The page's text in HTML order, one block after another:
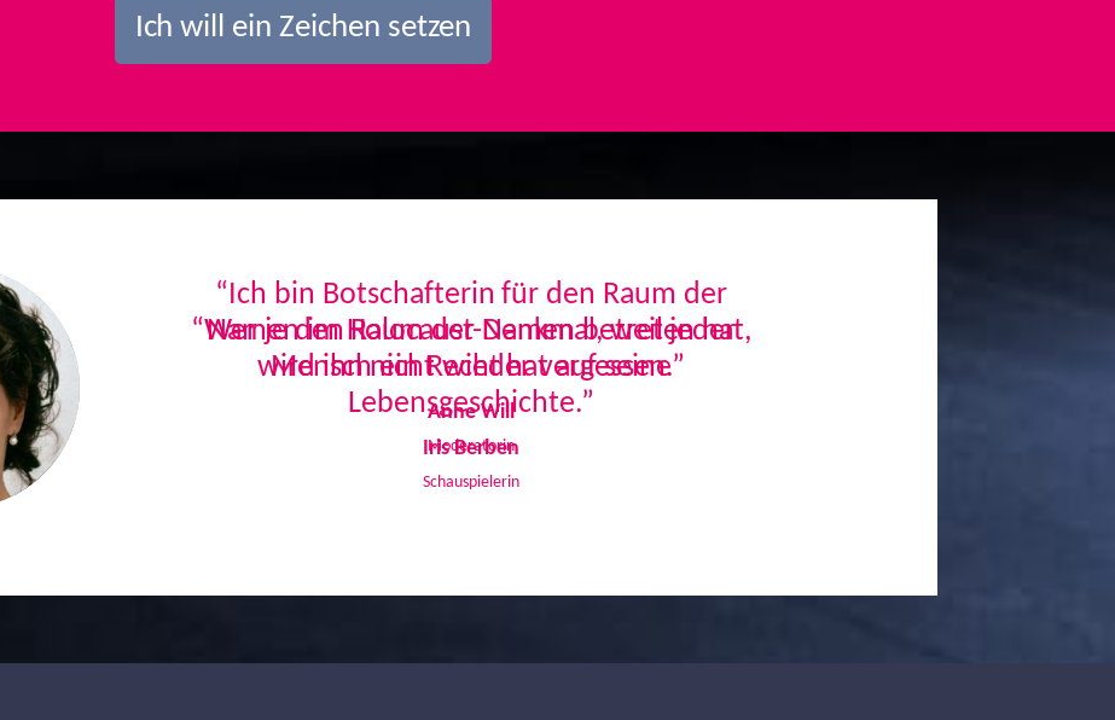
Ich will ein Zeichen setzen
“Ich bin Botschafterin für den Raum der
Namen im Holocaust-Denkmal, weil jeder
Mensch ein Recht hat auf seine
Lebensgeschichte.”
Iris Berben
Schauspielerin